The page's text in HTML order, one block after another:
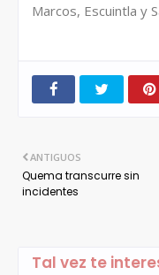
Marcos, Escuintla y
ANTIGUOS
Quema transcurre sin
incidentes
Tal vez te